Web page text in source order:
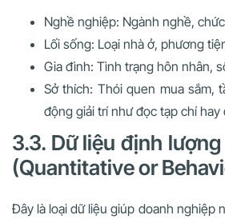
Nghề nghiệp: Ngành nghề,
Lối sống: Loại nhà ở, phương
Gia đình: Tình trạng hôn nhân,
Sở thích: Thói quen mua sắm,
động giải trí như đọc tạp chí
3.3. Dữ liệu định
(Quantitative or
Đây là loại dữ liệu giúp doanh nghiệp